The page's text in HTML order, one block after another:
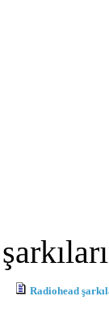
Radiohead